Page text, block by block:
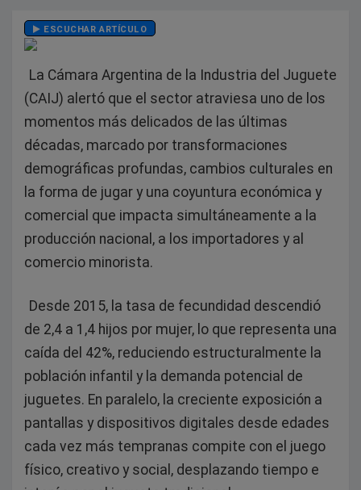
ESCUCHAR ARTÍCULO
La Cámara Argentina de la Industria del Juguete
(CAIJ) alertó que el sector atraviesa uno de los
momentos más delicados de las últimas
décadas, marcado por transformaciones
demográficas profundas, cambios culturales en
la forma de jugar y una coyuntura económica y
comercial que impacta simultáneamente a la
producción nacional, a los importadores y al
comercio minorista.
Desde 2015, la tasa de fecundidad descendió
de 2,4 a 1,4 hijos por mujer, lo que representa una
caída del 42%, reduciendo estructuralmente la
población infantil y la demanda potencial de
juguetes. En paralelo, la creciente exposición a
pantallas y dispositivos digitales desde edades
cada vez más tempranas compite con el juego
físico, creativo y social, desplazando tiempo e